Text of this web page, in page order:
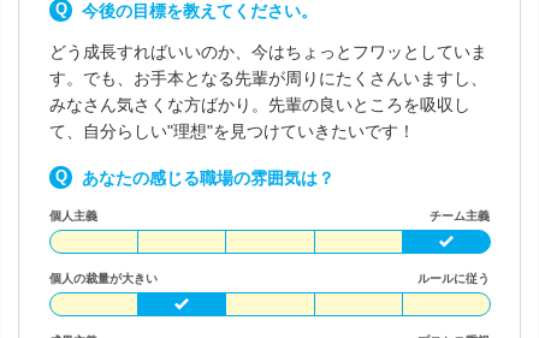
今後の目標を教えてください。
どう成長すればいいのか、今はちょっとフワッとしていま
す。でも、お手本となる先輩が周りにたくさんいますし、
みなさん気さくな方ばかり。先輩の良いところを吸収し
て、自分らしい"理想"を見つけていきたいです！
あなたの感じる職場の雰囲気は？
個人主義 チーム主義
個人の裁量が大きい ルールに従う